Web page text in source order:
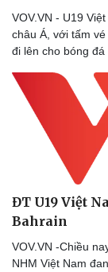
Sản phụ khoa
Nhi khoa
Làm đẹp - giảm
Phòng mạch online
Ăn sạch sống khỏe
VOV.VN - U19
châu Á, với tấm
đi lên cho bóng đá
ĐT U19 Việt
Bahrain
VOV.VN -Chiều
NHM Việt Nam